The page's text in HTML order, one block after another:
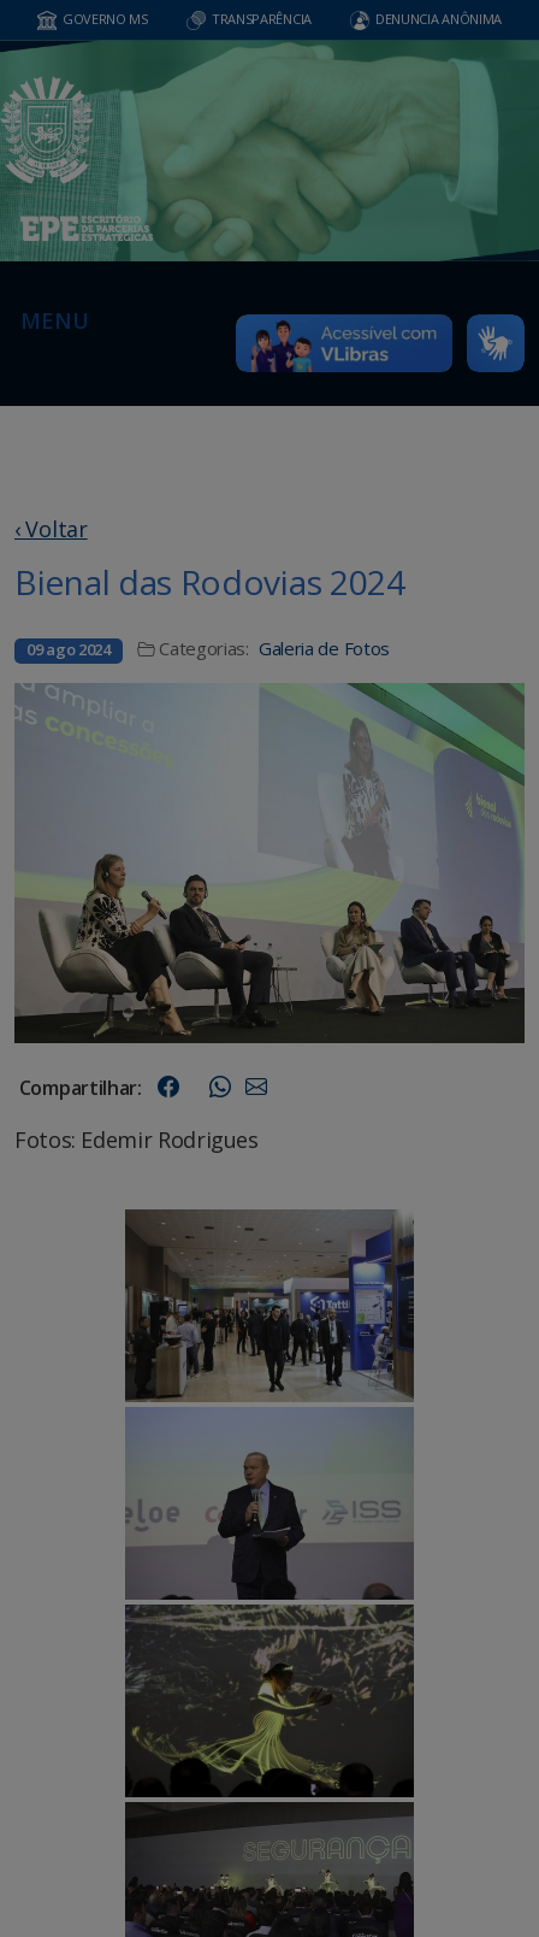
GOVERNO MS TRANSPARÊNCIA DENUNCIA ANÔNIMA
MENU
‹ Voltar
Bienal das Rodovias 2024
09 ago 2024 Categorias: Galeria de Fotos
Compartilhar:
Fotos: Edemir Rodrigues